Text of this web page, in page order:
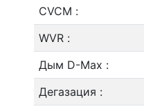
CVCM :
WVR :
Дым D-Max :
Дегазация :